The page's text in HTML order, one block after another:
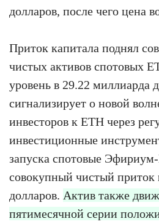
долларов, после чего цена
Приток капитала поднял
чистых активов спотовых
уровень в 29.22 миллиарда
сигнализирует о новой
инвесторов к ETH через
инвестиционные
запуска спотовые
совокупный чистый приток
долларов. Актив также
пятимесячной серии